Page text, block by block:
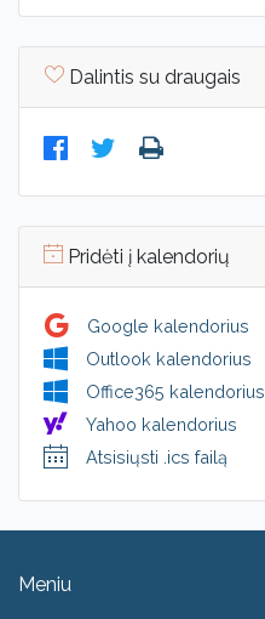
Dalintis su draugais
Pridėti į kalendorių
Google kalendorius
Outlook kalendorius
Office365 kalendorius
Yahoo kalendorius
Atsisiųsti .ics failą
Meniu